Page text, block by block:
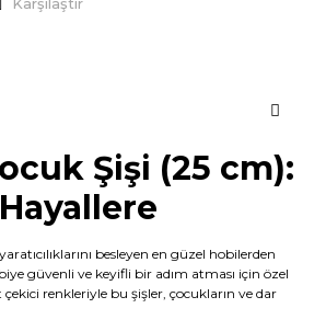
Karşılaştır
Şişi (25 cm):
besleyen en güzel hobilerden
güvenli ve keyifli bir adım atması için özel
çekici renkleriyle bu şişler, çocukların ve dar